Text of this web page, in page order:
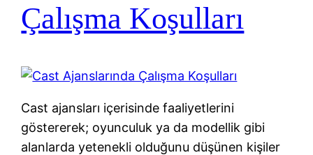
Çalışma Koşulları
Cast ajansları içerisinde faaliyetlerini
göstererek; oyunculuk ya da modellik gibi
alanlarda yetenekli olduğunu düşünen kişiler